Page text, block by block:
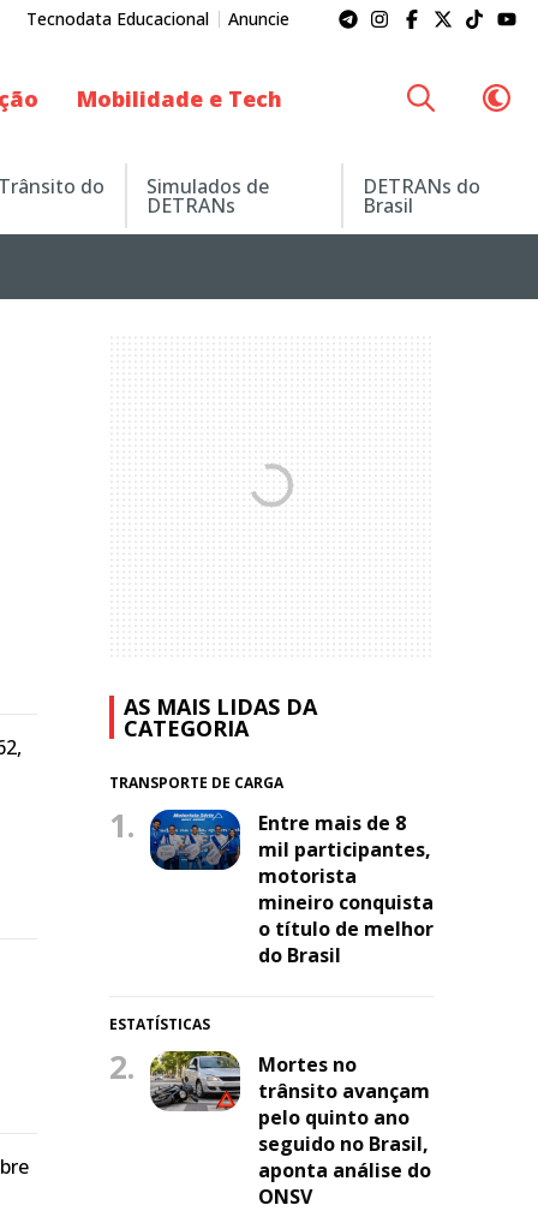
Tecnodata Educacional Anuncie
Mobilidade e Tech
do Simulados de
DETRANs
DETRANs do
Brasil
AS MAIS LIDAS DA
CATEGORIA
TRANSPORTE DE CARGA
1.
Entre mais de 8
mil participantes,
motorista
mineiro conquista
o título de melhor
do Brasil
ESTATÍSTICAS
2.
Mortes no
trânsito avançam
pelo quinto ano
seguido no Brasil,
aponta análise do
ONSV